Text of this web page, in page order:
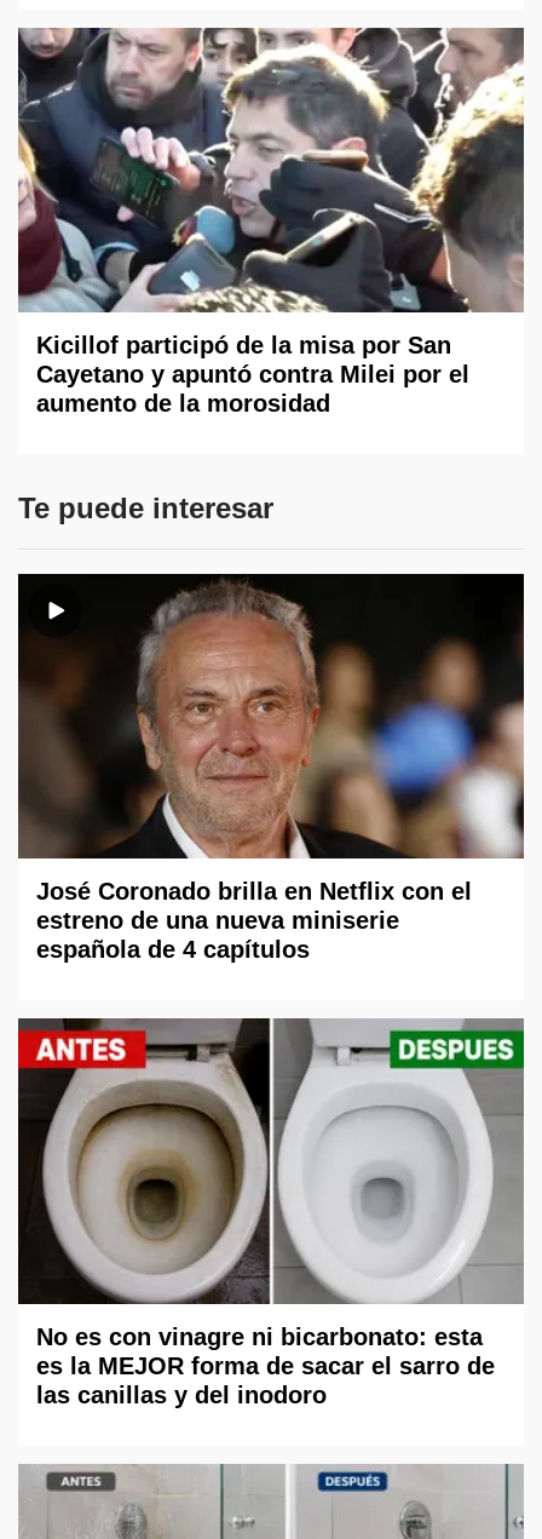
Kicillof participó de la misa por San
Cayetano y apuntó contra Milei por el
aumento de la morosidad
Te puede interesar
José Coronado brilla en Netflix con el
estreno de una nueva miniserie
española de 4 capítulos
No es con vinagre ni bicarbonato: esta
es la MEJOR forma de sacar el sarro de
las canillas y del inodoro